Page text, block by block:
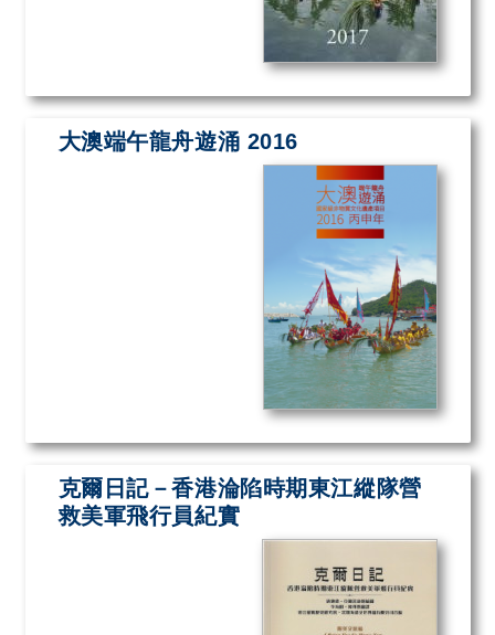
大澳端午龍舟遊涌 2016
克爾日記－香港淪陷時期東江縱隊營
救美軍飛行員紀實